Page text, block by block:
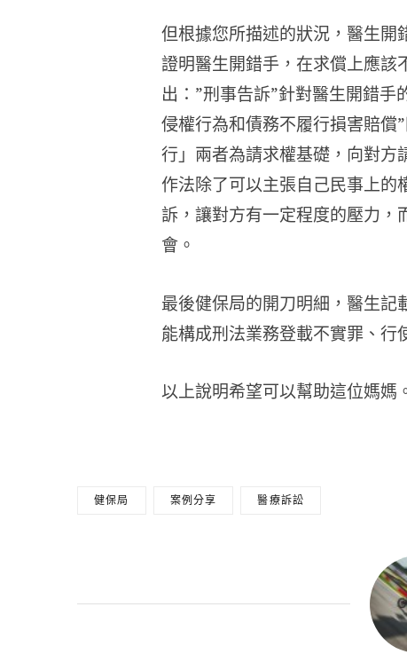
但根據您所描述的狀況，醫生
證明醫生開錯手，在求償上應該
出：”刑事告訴”針對醫生開錯
侵權行為和債務不履行損害賠償
行」兩者為請求權基礎，向對方
作法除了可以主張自己民事上的
訴，讓對方有一定程度的壓力，
會。
最後健保局的開刀明細，醫生記
能構成刑法業務登載不實罪、行
以上說明希望可以幫助這位媽媽
健保局 案例分享 醫療訴訟